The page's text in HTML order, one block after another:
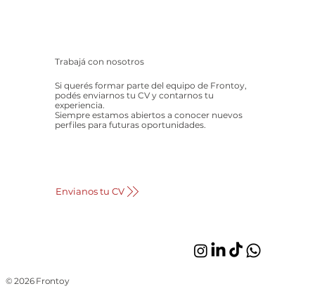
© 2026 Frontoy
Trabajá con nosotros
Si querés formar parte del equipo de Frontoy,
podés enviarnos tu CV y contarnos tu
experiencia.
Siempre estamos abiertos a conocer nuevos
perfiles para futuras oportunidades.
Envianos tu CV